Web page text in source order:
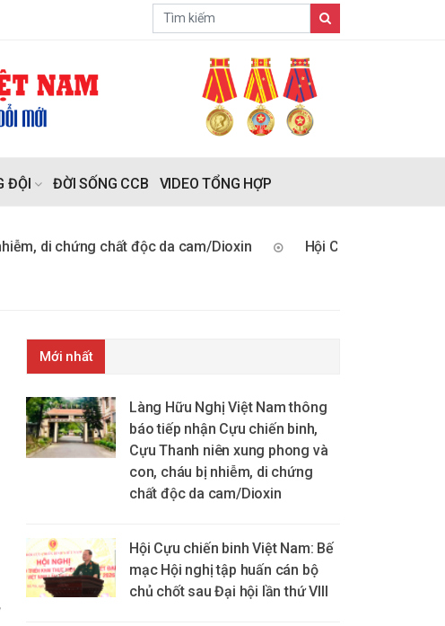
ĐỘI ĐỜI SỐNG CCB VIDEO TỔNG HỢP
chứng chất độc da cam/Dioxin Hội Cựu chiến binh Việt
Mới nhất
Làng Hữu Nghị Việt Nam thông
báo tiếp nhận Cựu chiến binh,
Cựu Thanh niên xung phong và
con, cháu bị nhiễm, di chứng
chất độc da cam/Dioxin
Hội Cựu chiến binh Việt Nam: Bế
mạc Hội nghị tập huấn cán bộ
chủ chốt sau Đại hội lần thứ VIII